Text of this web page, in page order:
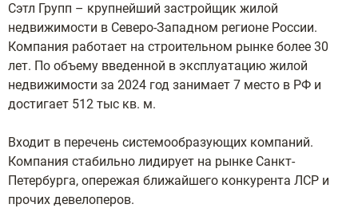
Сэтл Групп – крупнейший застройщик жилой
недвижимости в Северо-Западном регионе России.
Компания работает на строительном рынке более 30
лет. По объему введенной в эксплуатацию жилой
недвижимости за 2024 год занимает 7 место в РФ и
достигает 512 тыс кв. м.
Входит в перечень системообразующих компаний.
Компания стабильно лидирует на рынке Санкт-
Петербурга, опережая ближайшего конкурента ЛСР и
прочих девелоперов.